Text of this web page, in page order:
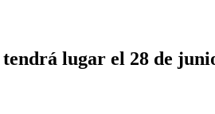
lugar el 28 de